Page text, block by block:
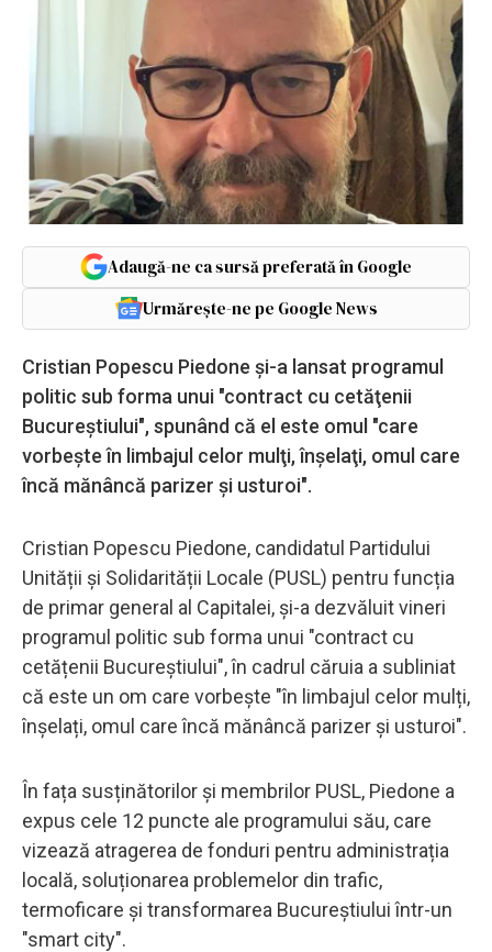
Adaugă-ne ca sursă preferată în Google
Urmărește-ne pe Google News
Cristian Popescu Piedone şi-a lansat programul
politic sub forma unui "contract cu cetăţenii
Bucureştiului", spunând că el este omul "care
vorbeşte în limbajul celor mulţi, înşelaţi, omul care
încă mănâncă parizer şi usturoi".
Cristian Popescu Piedone, candidatul Partidului
Unității și Solidarității Locale (PUSL) pentru funcția
de primar general al Capitalei, și-a dezvăluit vineri
programul politic sub forma unui "contract cu
cetățenii Bucureștiului", în cadrul căruia a subliniat
că este un om care vorbește "în limbajul celor mulți,
înșelați, omul care încă mănâncă parizer și usturoi".
În fața susținătorilor și membrilor PUSL, Piedone a
expus cele 12 puncte ale programului său, care
vizează atragerea de fonduri pentru administrația
locală, soluționarea problemelor din trafic,
termoficare și transformarea Bucureștiului într-un
"smart city".